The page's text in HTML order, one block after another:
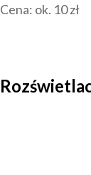
Cena: ok. 10 zł